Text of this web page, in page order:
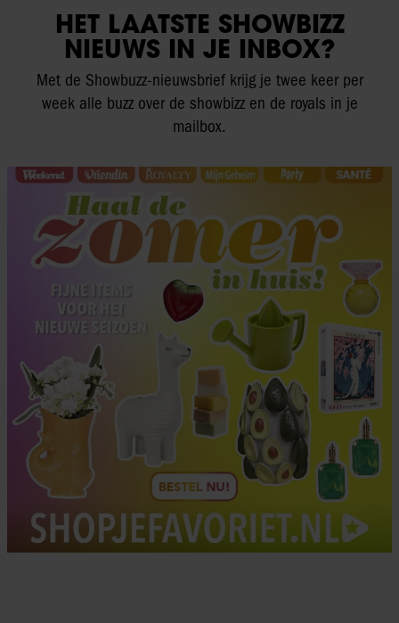
HET LAATSTE SHOWBIZZ
NIEUWS IN JE INBOX?
Met de Showbuzz-nieuwsbrief krijg je twee keer per
week alle buzz over de showbizz en de royals in je
mailbox.